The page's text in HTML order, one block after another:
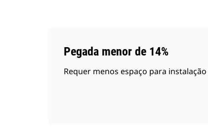
Pegada menor de 14%
Requer menos espaço para instalação